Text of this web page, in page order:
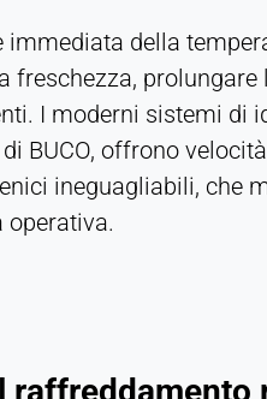
immediata della
freschezza,
I moderni sistemi di
BUCO, offrono
ineguagliabili, che
operativa.